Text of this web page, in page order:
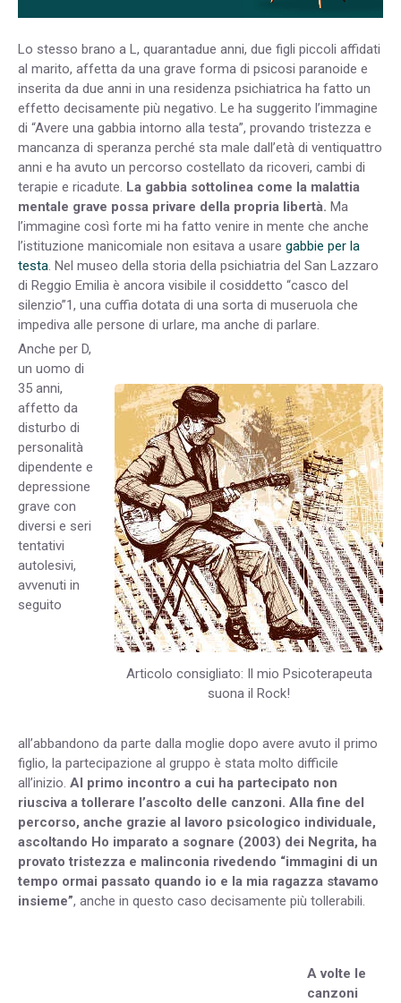
Lo stesso brano a L, quarantadue anni, due figli piccoli affidati
al marito, affetta da una grave forma di psicosi paranoide e
inserita da due anni in una residenza psichiatrica ha fatto un
effetto decisamente più negativo. Le ha suggerito l’immagine
di “Avere una gabbia intorno alla testa”, provando tristezza e
mancanza di speranza perché sta male dall’età di ventiquattro
anni e ha avuto un percorso costellato da ricoveri, cambi di
terapie e ricadute. La gabbia sottolinea come la malattia
mentale grave possa privare della propria libertà. Ma
l’immagine così forte mi ha fatto venire in mente che anche
l’istituzione manicomiale non esitava a usare gabbie per la
testa. Nel museo della storia della psichiatria del San Lazzaro
di Reggio Emilia è ancora visibile il cosiddetto “casco del
silenzio”1, una cuffia dotata di una sorta di museruola che
impediva alle persone di urlare, ma anche di parlare.
Articolo consigliato: Il mio Psicoterapeuta
suona il Rock!
Anche per D,
un uomo di
35 anni,
affetto da
disturbo di
personalità
dipendente e
depressione
grave con
diversi e seri
tentativi
autolesivi,
avvenuti in
seguito
all’abbandono da parte dalla moglie dopo avere avuto il primo
figlio, la partecipazione al gruppo è stata molto difficile
all’inizio. Al primo incontro a cui ha partecipato non
riusciva a tollerare l’ascolto delle canzoni. Alla fine del
percorso, anche grazie al lavoro psicologico individuale,
ascoltando Ho imparato a sognare (2003) dei Negrita, ha
provato tristezza e malinconia rivedendo “immagini di un
tempo ormai passato quando io e la mia ragazza stavamo
insieme”, anche in questo caso decisamente più tollerabili.
A volte le
canzoni